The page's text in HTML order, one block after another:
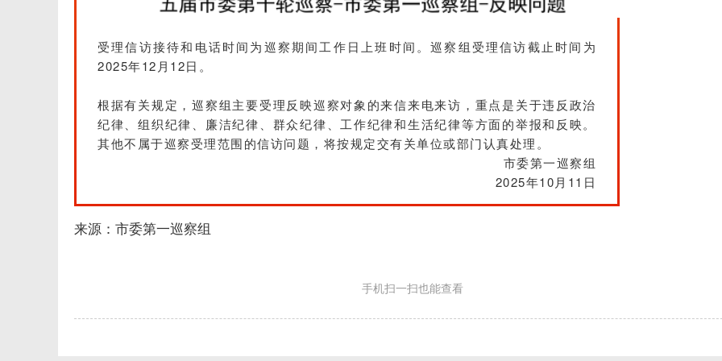
受理信访接待和电话时间为巡察期间工作日上班时间。巡察组受理信访截止时间为
2025年12月12日。
根据有关规定，巡察组主要受理反映巡察对象的来信来电来访，重点是关于违反政治
纪律、组织纪律、廉洁纪律、群众纪律、工作纪律和生活纪律等方面的举报和反映。
其他不属于巡察受理范围的信访问题，将按规定交有关单位或部门认真处理。
市委第一巡察组
2025年10月11日
来源：市委第一巡察组
手机扫一扫也能查看